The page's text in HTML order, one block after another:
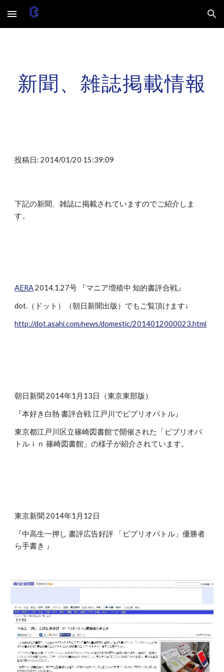
Skip to main content Skip to navigation
新聞、雑誌掲載情報
投稿日: 2014/01/20 15:39:09
下記の新聞、雑誌に掲載されていますのでご紹介しま
す。
AERA2014.1.27号 『マニア増殖中 知的書評合戦』
dot.（ドット）（朝日新聞出版）でもご覧頂けます↓
http://dot.asahi.com/news/domestic/2014012000023.html
朝日新聞 2014年1月13日（東京東部版）
『本好き白熱 書評合戦 江戸川でビブリオバトル』
東京都江戸川区立篠崎図書館で開催された「ビブリオバ
トルｉｎ 篠崎図書館」の様子が紹介されています。
東京新聞 2014年1月12日
『中高生一押し 書評広告好評 「ビブリオバトル」優勝者
ら手書き 』